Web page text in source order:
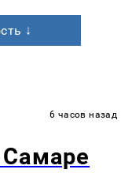
↓
6 часов назад